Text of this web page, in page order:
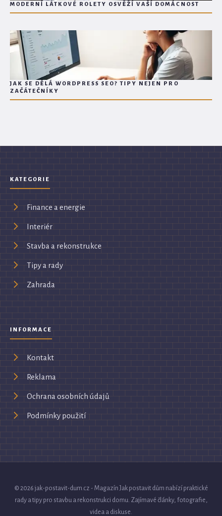
MODERNÍ LÁTKOVÉ ROLETY OSVĚŽÍ VAŠÍ DOMÁCNOST
JAK SE DĚLÁ WORDPRESS SEO? TIPY NEJEN PRO
ZAČÁTEČNÍKY
KATEGORIE
Finance a energie
Interiér
Stavba a rekonstrukce
Tipy a rady
Zahrada
INFORMACE
Kontakt
Reklama
Ochrana osobních údajů
Podmínky použití
© 2026 jak-postavit-dum.cz - Magazín Jak postavit dům nabízí praktické
rady a tipy pro stavbu a rekonstrukci domu. Zajímavé články, fotografie,
videa a diskuse.